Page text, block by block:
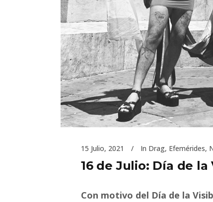
15 Julio, 2021 In Drag, Efemérides,
16 de Julio: Día de
Con motivo del Día de la